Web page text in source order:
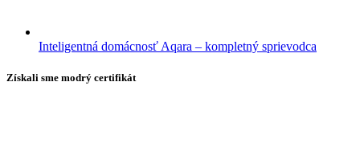
Inteligentná domácnosť Aqara – kompletný sprievodca
Získali sme modrý certifikát